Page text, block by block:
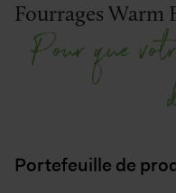
Fourrages Warm
Pour que
Portefeuille de